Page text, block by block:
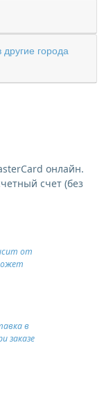
города
онлайн.
счет (без
от
в
заказе